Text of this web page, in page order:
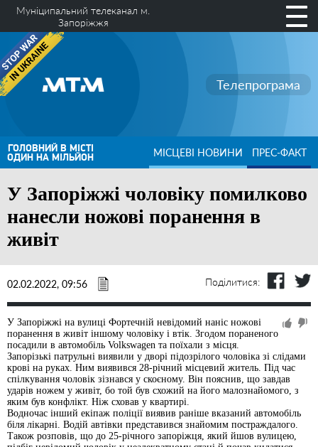
Муніципальний телеканал м.
Запоріжжя
Телепрограма
ГОЛОВНИЙ В МІСТІ
ОДИН НА МІЛЬЙОН МІСЦЕВІ НОВИНИ ПРЕС-ФАКТ
У Запоріжжі чоловіку помилково
нанесли ножові поранення в
живіт
02.02.2022, 09:56 Поділитися:
У Запоріжжі на вулиці Фортечній невідомий наніс ножові
поранення в живіт іншому чоловіку і втік. Згодом пораненого
посадили в автомобіль Volkswagen та поїхали з місця.
Запорізькі патрульні виявили у дворі підозрілого чоловіка зі слідами
крові на руках. Ним виявився 28-річний місцевий житель. Під час
спілкування чоловік зізнався у скоєному. Він пояснив, що завдав
ударів ножем у живіт, бо той був схожий на його малознайомого, з
яким був конфлікт. Ніж сховав у квартирі.
Водночас інший екіпаж поліції виявив раніше вказаний автомобіль
біля лікарні. Водій автівки представився знайомим постраждалого.
Також розповів, що до 25-річного запоріжця, який йшов вулицею,